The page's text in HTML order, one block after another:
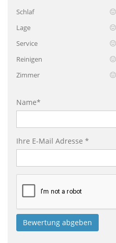
Schlaf
Lage
Service
Reinigen
Zimmer
Name*
Ihre E-Mail Adresse *